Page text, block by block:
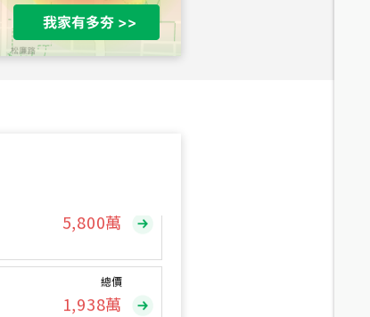
總價
1,808萬
總價
1,938萬